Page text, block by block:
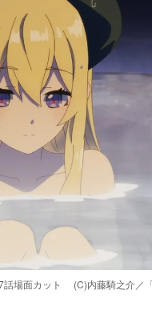
場面カット (C)内藤騎之介／